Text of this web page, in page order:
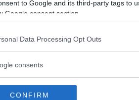
to Google and its third-party tags to
Google consent section.
Data Processing Opt Outs
consents
CONFIRM
enkelt, vilket är värt att ha i